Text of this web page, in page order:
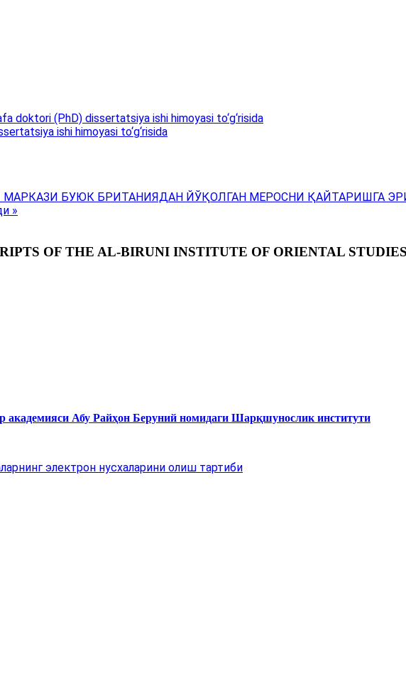
doktori (PhD) dissertatsiya ishi himoyasi to‘g‘risida
ishi himoyasi to‘g‘risida
МАРКАЗИ БУЮК БРИТАНИЯДАН ЙЎҚОЛГАН МЕРОСНИ ҚАЙТАРИШГА
»
OF THE AL-BIRUNI INSTITUTE OF ORIENTAL STUDIES
академияси Абу Райҳон Беруний номидаги Шарқшунослик институти
электрон нусхаларини олиш тартиби